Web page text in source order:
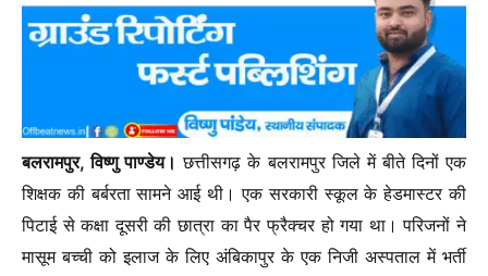
बलरामपुर, विष्णु पाण्डेय। छत्तीसगढ़ के बलरामपुर जिले में बीते दिनों एक
शिक्षक की बर्बरता सामने आई थी। एक सरकारी स्कूल के हेडमास्टर की
पिटाई से कक्षा दूसरी की छात्रा का पैर फ्रैक्चर हो गया था। परिजनों ने
मासूम बच्ची को इलाज के लिए अंबिकापुर के एक निजी अस्पताल में भर्ती